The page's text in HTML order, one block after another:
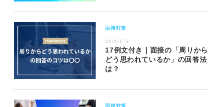
面接対策
2026.6.5
17例文付き｜面接の「周りから
どう思われているか」の回答法
は？
面接対策